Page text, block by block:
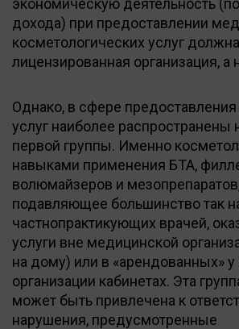
экономическую деятельность
дохода) при предоставлении
косметологических услуг
лицензированная организация, а
Однако, в сфере
услуг наиболее распространены
первой группы. Именно
навыками применения БТА,
волюмайзеров и
подавляющее большинство так
частнопрактикующих врачей,
услуги вне медицинской
на дому) или в «арендованных»
организации кабинетах. Эта
может быть привлечена к
нарушения, предусмотренные